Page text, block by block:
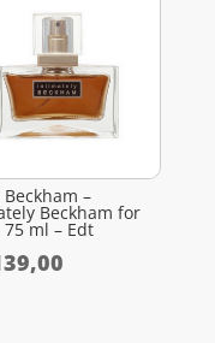
Beckham –
Beckham for
75 ml – Edt